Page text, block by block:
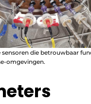
sensoren die betrouwbaar
omgevingen.